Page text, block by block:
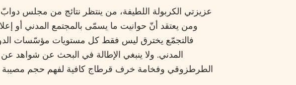
عزيزتي الكربولة اللطيفة، من ينتظر نتائج من مجلس دوابّ
ومن يعتقد أنّ حوانيت ما يسمّى بالمجتمع المدني أو
فالتجمّع يخترق ليس فقط كل مستويات مؤسّسات
المدني. ولا ينبغي الإطالة في البحث عن شواهد
الطرطزوقي وفخامة خرف قرطاج كافية لفهم حجم مصيبة